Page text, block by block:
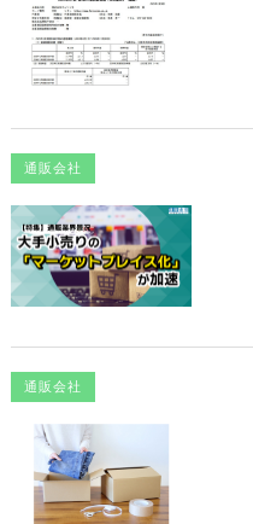
通販会社
通販会社